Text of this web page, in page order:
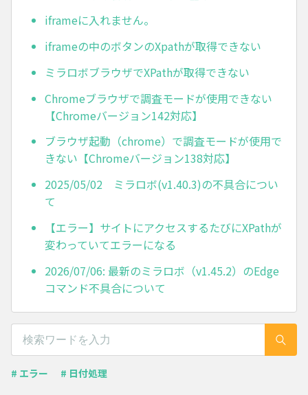
iframeに入れません。
iframeの中のボタンのXpathが取得できない
ミラロボブラウザでXPathが取得できない
Chromeブラウザで調査モードが使用できない
【Chromeバージョン142対応】
ブラウザ起動（chrome）で調査モードが使用で
きない【Chromeバージョン138対応】
2025/05/02 ミラロボ(v1.40.3)の不具合につい
て
【エラー】サイトにアクセスするたびにXPathが
変わっていてエラーになる
2026/07/06: 最新のミラロボ（v1.45.2）のEdge
コマンド不具合について
# エラー # 日付処理